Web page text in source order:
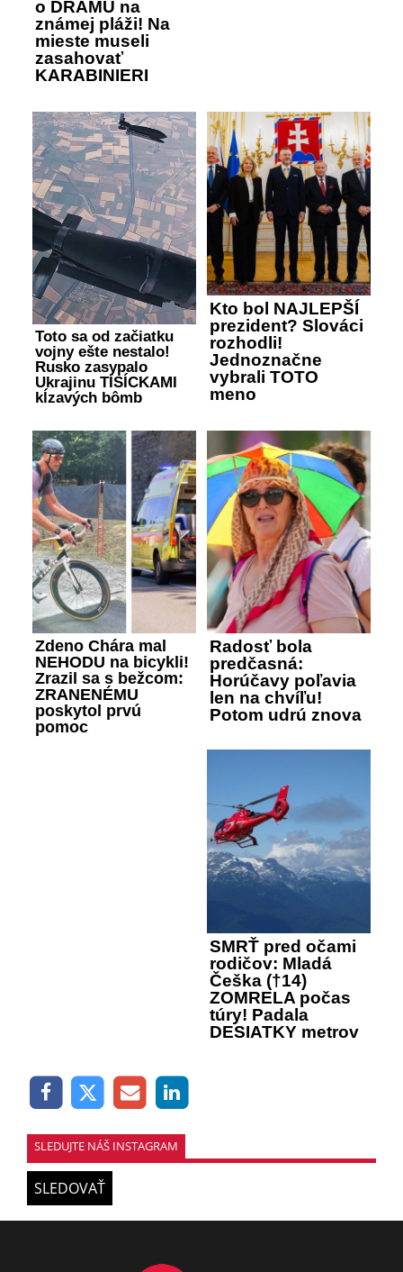
o DRÁMU na
známej pláži! Na
mieste museli
zasahovať
KARABINIERI
Toto sa od začiatku
vojny ešte nestalo!
Rusko zasypalo
Ukrajinu TISÍCKAMI
kĺzavých bômb
Kto bol NAJLEPŠÍ
prezident? Slováci
rozhodli!
Jednoznačne
vybrali TOTO
meno
Zdeno Chára mal
NEHODU na bicykli!
Zrazil sa s bežcom:
ZRANENÉMU
poskytol prvú
pomoc
Radosť bola
predčasná:
Horúčavy poľavia
len na chvíľu!
Potom udrú znova
SMRŤ pred očami
rodičov: Mladá
Češka (†14)
ZOMRELA počas
túry! Padala
DESIATKY metrov
SLEDUJTE NÁŠ INSTAGRAM
SLEDOVAŤ